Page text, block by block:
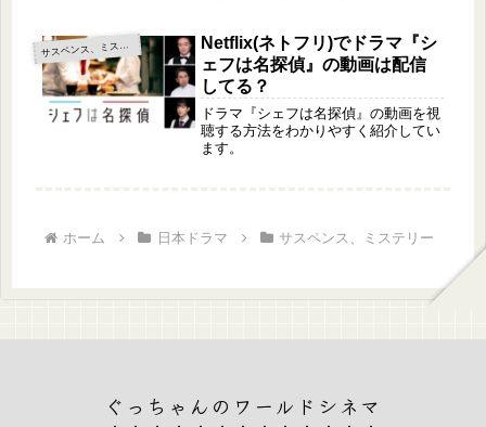
サ
スペンス、ミステリー
Netflix(ネトフリ)でドラマ『シ
ェフは名探偵』の動画は配信
してる？
ドラマ『シェフは名探偵』の動画を視
聴する方法をわかりやすく紹介してい
ます。
ホーム 日本ドラマ サスペンス、ミステリー
ぐっちゃんのワールドシネマ